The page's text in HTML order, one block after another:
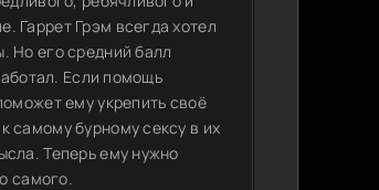
Гаррет Грэм всегда хотел
Но его средний балл
Если помощь
ему укрепить своё
самому бурному сексу в их
Теперь ему нужно
самого.